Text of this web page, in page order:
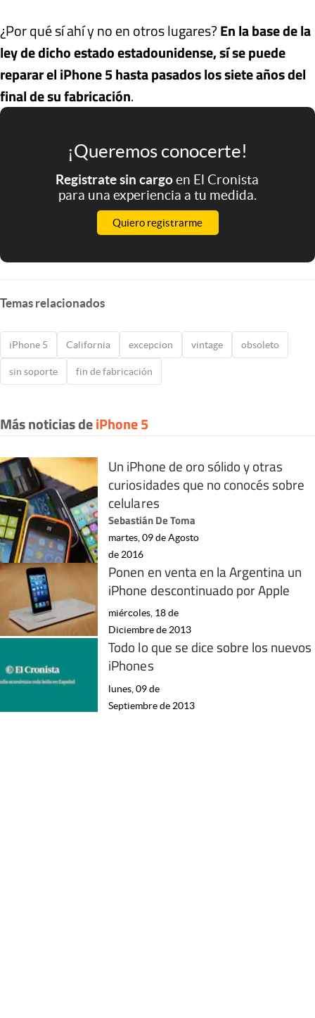
¿Por qué sí ahí y no en otros lugares?En la base de la
ley de dicho estado estadounidense, sí se puede
reparar el iPhone 5 hasta pasados los siete años del
final de su fabricación.
¡Queremos conocerte!
Registrate sin cargoen El Cronista
para una experiencia a tu medida.
Quiero registrarme
Temas relacionados
iPhone 5 California excepcion vintage obsoleto
sin soporte fin de fabricación
Más noticias deiPhone 5
Un iPhone de oro sólido y otras
curiosidades que no conocés sobre
celulares
Sebastián De Toma
martes, 09 de Agosto
de 2016
Ponen en venta en la Argentina un
iPhone descontinuado por Apple
miércoles, 18 de
Diciembre de 2013
Todo lo que se dice sobre los nuevos
iPhones
lunes, 09 de
Septiembre de 2013